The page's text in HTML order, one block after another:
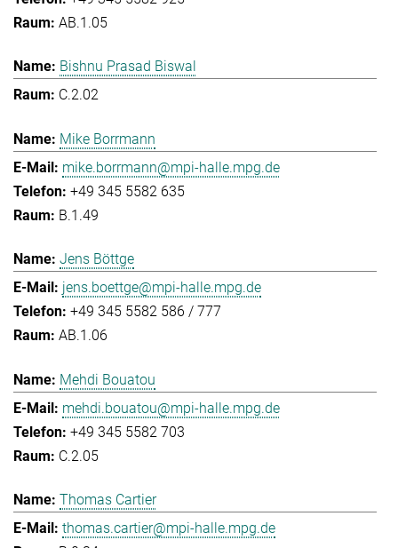
AB.1.05
Bishnu Prasad Biswal
C.2.02
Mike Borrmann
mike.borrmann@mpi-halle.mpg.de
+49 345 5582 635
B.1.49
Jens Böttge
jens.boettge@mpi-halle.mpg.de
+49 345 5582 586 / 777
AB.1.06
Mehdi Bouatou
mehdi.bouatou@mpi-halle.mpg.de
+49 345 5582 703
C.2.05
Thomas Cartier
thomas.cartier@mpi-halle.mpg.de